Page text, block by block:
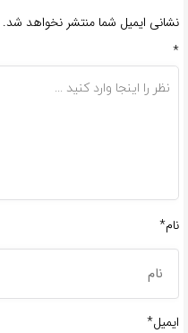
نشانی ایمیل شما منتشر نخواهد شد.
*
نام*
ایمیل*